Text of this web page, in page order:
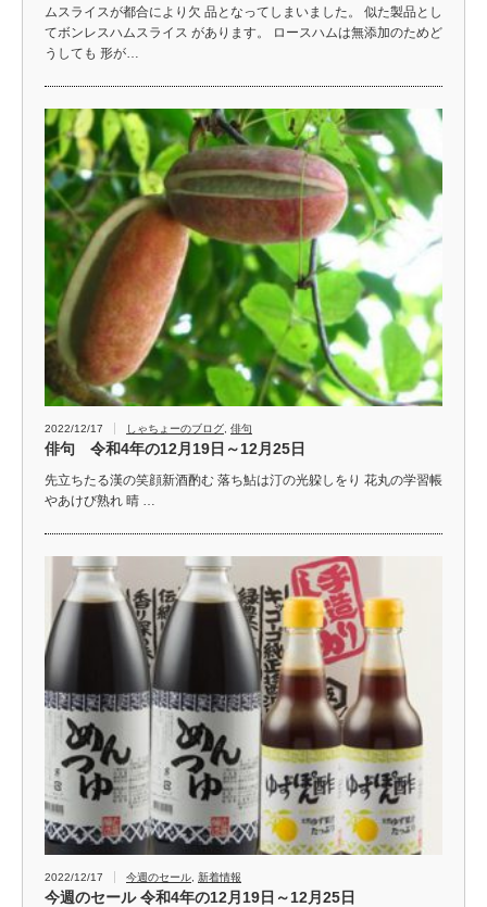
ムスライスが都合により欠 品となってしまいました。 似た製品とし
てボンレスハムスライス があります。 ロースハムは無添加のためど
うしても 形が…
2022/12/17 しゃちょーのブログ 俳句
俳句 令和4年の12月19日～12月25日
先立ちたる漢の笑顔新酒酌む 落ち鮎は汀の光躱しをり 花丸の学習帳
やあけび熟れ 晴 …
2022/12/17 今週のセール 新着情報
今週のセール 令和4年の12月19日～12月25日